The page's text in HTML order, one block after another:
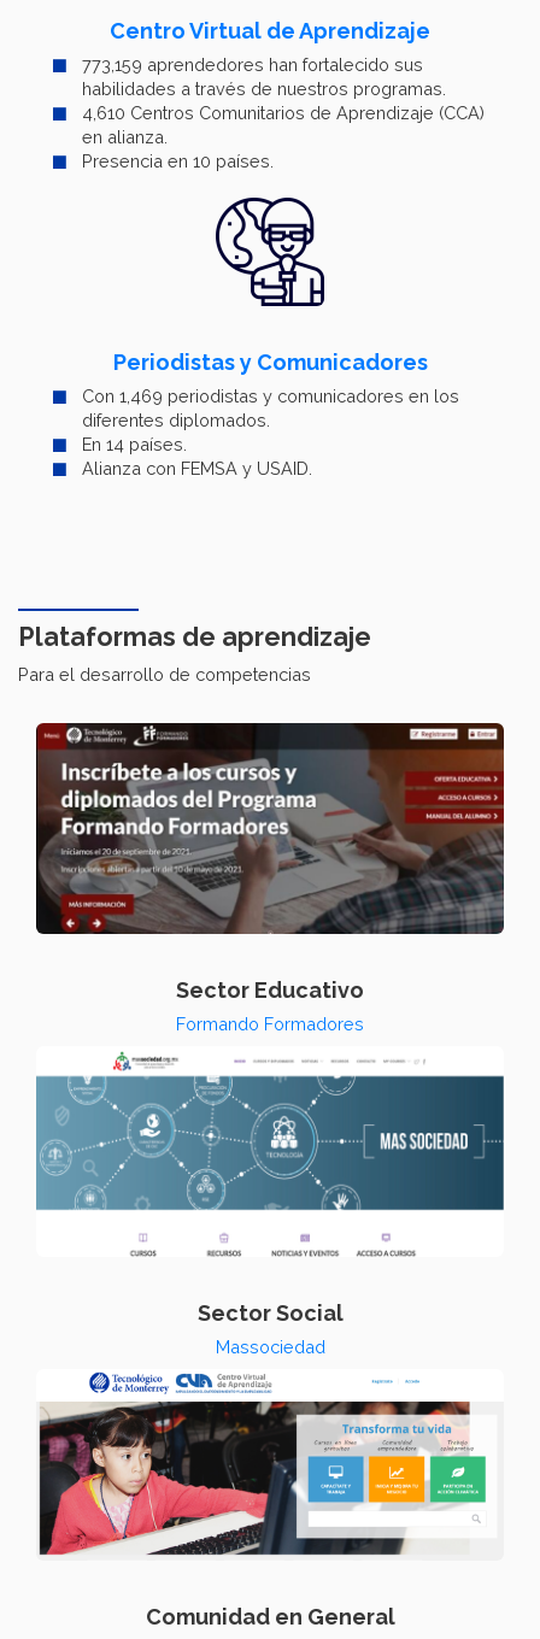
Centro Virtual de Aprendizaje
773,159 aprendedores han fortalecido sus
habilidades a través de nuestros programas.
4,610 Centros Comunitarios de Aprendizaje (CCA)
en alianza.
Presencia en 10 países.
Periodistas y Comunicadores
Con 1,469 periodistas y comunicadores en los
diferentes diplomados.
En 14 países.
Alianza con FEMSA y USAID.
Plataformas de aprendizaje
Para el desarrollo de competencias
Sector Educativo
Formando Formadores
Sector Social
Massociedad
Comunidad en General